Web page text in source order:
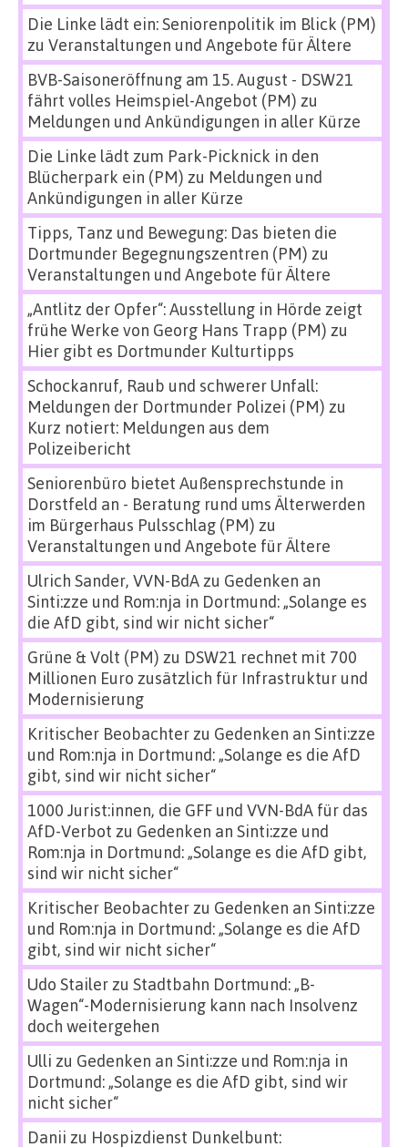
Die Linke lädt ein: Seniorenpolitik im Blick (PM)
zu Veranstaltungen und Angebote für Ältere
BVB-Saisoneröffnung am 15. August - DSW21
fährt volles Heimspiel-Angebot (PM) zu
Meldungen und Ankündigungen in aller Kürze
Die Linke lädt zum Park-Picknick in den
Blücherpark ein (PM) zu Meldungen und
Ankündigungen in aller Kürze
Tipps, Tanz und Bewegung: Das bieten die
Dortmunder Begegnungszentren (PM) zu
Veranstaltungen und Angebote für Ältere
„Antlitz der Opfer“: Ausstellung in Hörde zeigt
frühe Werke von Georg Hans Trapp (PM) zu
Hier gibt es Dortmunder Kulturtipps
Schockanruf, Raub und schwerer Unfall:
Meldungen der Dortmunder Polizei (PM) zu
Kurz notiert: Meldungen aus dem
Polizeibericht
Seniorenbüro bietet Außensprechstunde in
Dorstfeld an - Beratung rund ums Älterwerden
im Bürgerhaus Pulsschlag (PM) zu
Veranstaltungen und Angebote für Ältere
Ulrich Sander, VVN-BdAzu Gedenken an
Sinti:zze und Rom:nja in Dortmund: „Solange es
die AfD gibt, sind wir nicht sicher“
Grüne & Volt (PM) zu DSW21 rechnet mit 700
Millionen Euro zusätzlich für Infrastruktur und
Modernisierung
Kritischer Beobachterzu Gedenken an Sinti:zze
und Rom:nja in Dortmund: „Solange es die AfD
gibt, sind wir nicht sicher“
1000 Jurist:innen, die GFF und VVN-BdA für das
AfD-Verbot zu Gedenken an Sinti:zze und
Rom:nja in Dortmund: „Solange es die AfD gibt,
sind wir nicht sicher“
Kritischer Beobachterzu Gedenken an Sinti:zze
und Rom:nja in Dortmund: „Solange es die AfD
gibt, sind wir nicht sicher“
Udo Stailerzu Stadtbahn Dortmund: „B-
Wagen“-Modernisierung kann nach Insolvenz
doch weitergehen
Ulli zu Gedenken an Sinti:zze und Rom:nja in
Dortmund: „Solange es die AfD gibt, sind wir
nicht sicher“
Danii zu Hospizdienst Dunkelbunt: